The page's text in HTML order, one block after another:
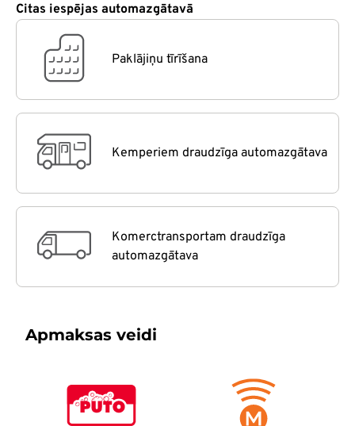
Citas iespējas automazgātavā
Paklājiņu tīrīšana
Kemperiem draudzīga automazgātava
Komerctransportam draudzīga
automazgātava
Apmaksas veidi